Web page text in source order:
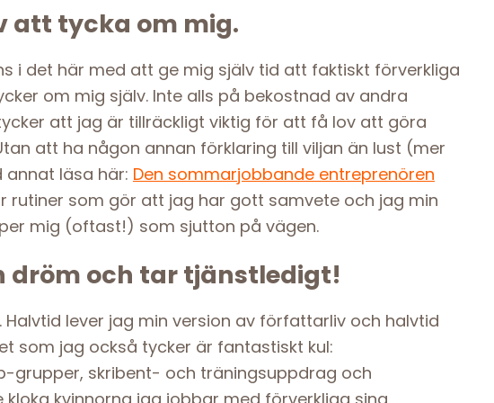
att tycka om mig.
i det här med att ge mig själv tid att faktiskt förverkliga
om mig själv. Inte alls på bekostnad av andra
att jag är tillräckligt viktig för att få lov att göra
att ha någon annan förklaring till viljan än lust (mer
annat läsa här: Den sommarjobbande entreprenören
rutiner som gör att jag har gott samvete och jag min
mig (oftast!) som sjutton på vägen.
dröm och tar tjänstledigt!
Halvtid lever jag min version av författarliv och halvtid
som jag också tycker är fantastiskt kul:
grupper, skribent- och träningsuppdrag och